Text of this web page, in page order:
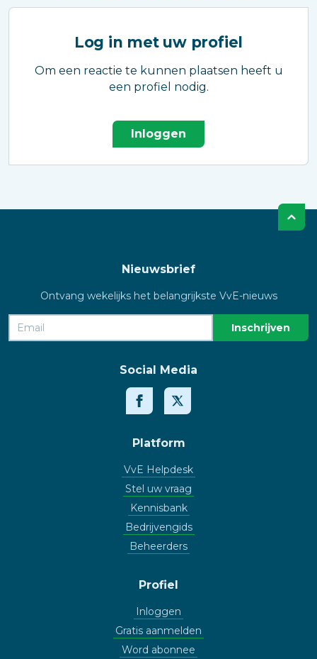
Log in met uw profiel
Om een reactie te kunnen plaatsen heeft u
een profiel nodig.
Inloggen
Nieuwsbrief
Ontvang wekelijks het belangrijkste VvE-nieuws
Social Media
Platform
VvE Helpdesk
Stel uw vraag
Kennisbank
Bedrijvengids
Beheerders
Profiel
Inloggen
Gratis aanmelden
Word abonnee